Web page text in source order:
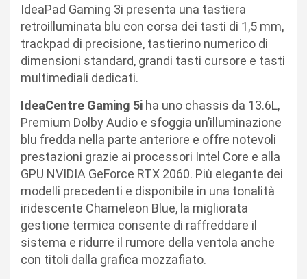
IdeaPad Gaming 3i presenta una tastiera
retroilluminata blu con corsa dei tasti di 1,5 mm,
trackpad di precisione, tastierino numerico di
dimensioni standard, grandi tasti cursore e tasti
multimediali dedicati.
IdeaCentre Gaming 5i ha uno chassis da 13.6L,
Premium Dolby Audio e sfoggia un’illuminazione
blu fredda nella parte anteriore e offre notevoli
prestazioni grazie ai processori Intel Core e alla
GPU NVIDIA GeForce RTX 2060. Più elegante dei
modelli precedenti e disponibile in una tonalità
iridescente Chameleon Blue, la migliorata
gestione termica consente di raffreddare il
sistema e ridurre il rumore della ventola anche
con titoli dalla grafica mozzafiato.